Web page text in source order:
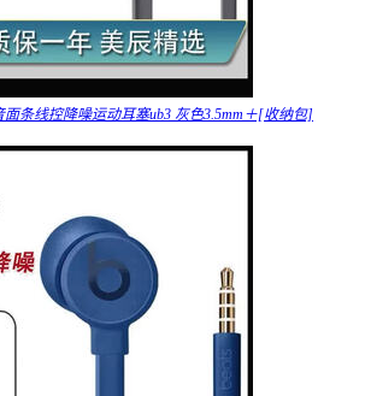
条线控降噪运动耳塞ub3 灰色3.5mm＋[收纳包]